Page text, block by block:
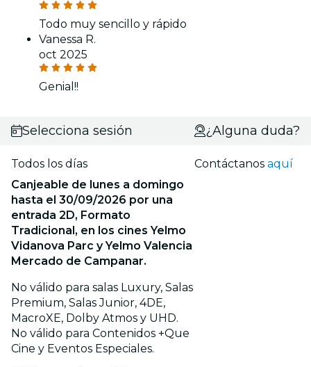
Todo muy sencillo y rápido
Vanessa R.
oct 2025
Genial!!
Selecciona sesión
Todos los días
Canjeable de lunes a domingo
hasta el 30/09/2026 por una
entrada 2D, Formato
Tradicional, en los cines Yelmo
Vidanova Parc y Yelmo Valencia
Mercado de Campanar.
No válido para salas Luxury, Salas
Premium, Salas Junior, 4DE,
MacroXE, Dolby Atmos y UHD.
No válido para Contenidos +Que
Cine y Eventos Especiales.
¿Alguna duda?
Contáctanosaquí